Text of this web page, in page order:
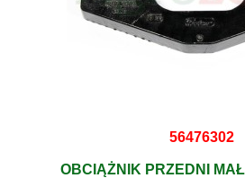
56476302
OBCIĄŻNIK PRZEDNI